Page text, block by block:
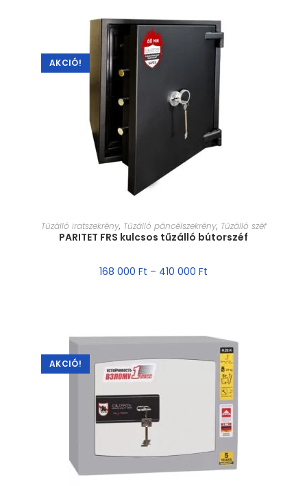
AKCIÓ!
MÉRET VÁLASZTÁSA
Tűzálló iratszekrény, Tűzálló páncélszekrény, Tűzálló széf
PARITET FRS kulcsos tűzálló bútorszéf
168 000 Ft – 410 000 Ft
AKCIÓ!